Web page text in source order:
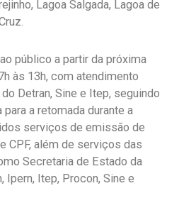
Lagoa Salgada, Lagoa de
público a partir da próxima
às 13h, com atendimento
Detran, Sine e Itep, seguindo
a retomada durante a
serviços de emissão de
CPF, além de serviços das
Secretaria de Estado da
Ipern, Itep, Procon, Sine e